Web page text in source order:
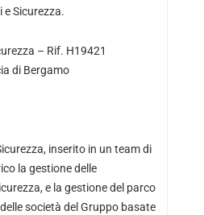
e Sicurezza.
– Rif. H19421
di Bergamo
inserito in un team di
la gestione delle
e la gestione del parco
società del Gruppo basate